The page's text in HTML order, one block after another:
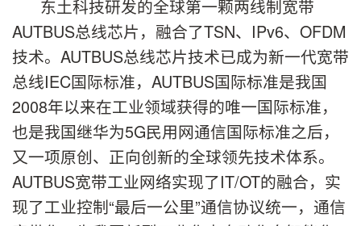
东土科技研发的全球第一颗两线制宽带
AUTBUS总线芯片，融合了TSN、IPv6、OFDM
技术。AUTBUS总线芯片技术已成为新一代宽带
总线IEC国际标准，AUTBUS国际标准是我国
2008年以来在工业领域获得的唯一国际标准，
也是我国继华为5G民用网通信国际标准之后，
又一项原创、正向创新的全球领先技术体系。
AUTBUS宽带工业网络实现了IT/OT的融合，实
现了工业控制“最后一公里”通信协议统一，通信